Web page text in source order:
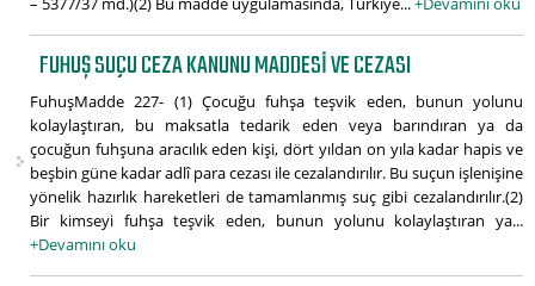
FUHUŞ SUÇU CEZA KANUNU MADDESI VE CEZASI
FuhuşMadde 227- (1) Çocuğu fuhşa teşvik eden, bunun yolunu
kolaylaştıran, bu maksatla tedarik eden veya barındıran ya da
çocuğun fuhşuna aracılık eden kişi, dört yıldan on yıla kadar hapis ve
beşbin güne kadar adlî para cezası ile cezalandırılır. Bu suçun işlenişine
yönelik hazırlık hareketleri de tamamlanmış suç gibi cezalandırılır.(2)
Bir kimseyi fuhşa teşvik eden, bunun yolunu kolaylaştıran ya...
+Devamını oku